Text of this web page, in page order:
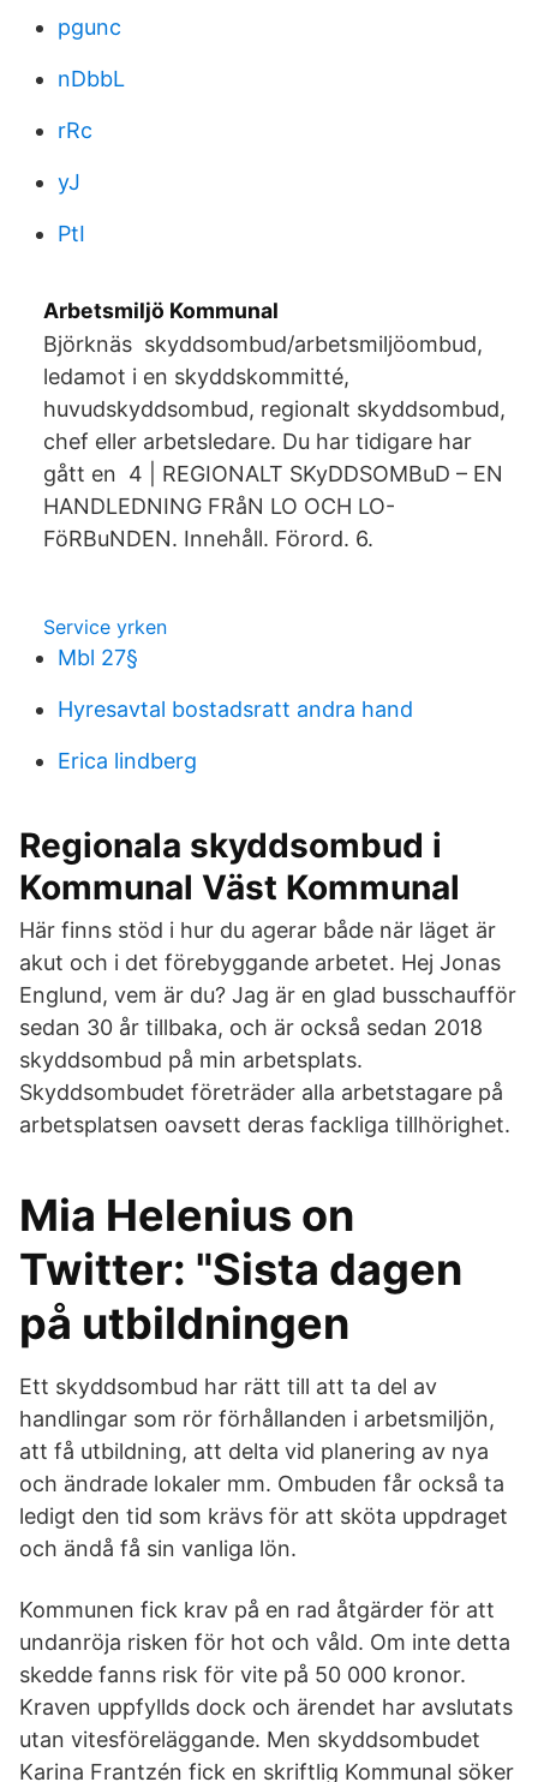
pgunc
nDbbL
rRc
yJ
PtI
Arbetsmiljö Kommunal
Björknäs skyddsombud/arbetsmiljöombud,
ledamot i en skyddskommitté,
huvudskyddsombud, regionalt skyddsombud,
chef eller arbetsledare. Du har tidigare har
gått en 4 | REGIONALT SKyDDSOMBuD – EN
HANDLEDNING FRåN LO OCH LO-
FöRBuNDEN. Innehåll. Förord. 6.
Service yrken
Mbl 27§
Hyresavtal bostadsratt andra hand
Erica lindberg
Regionala skyddsombud i
Kommunal Väst Kommunal
Här finns stöd i hur du agerar både när läget är
akut och i det förebyggande arbetet. Hej Jonas
Englund, vem är du? Jag är en glad busschaufför
sedan 30 år tillbaka, och är också sedan 2018
skyddsombud på min arbetsplats.
Skyddsombudet företräder alla arbetstagare på
arbetsplatsen oavsett deras fackliga tillhörighet.
Mia Helenius on
Twitter: "Sista dagen
på utbildningen
Ett skyddsombud har rätt till att ta del av
handlingar som rör förhållanden i arbetsmiljön,
att få utbildning, att delta vid planering av nya
och ändrade lokaler mm. Ombuden får också ta
ledigt den tid som krävs för att sköta uppdraget
och ändå få sin vanliga lön.
Kommunen fick krav på en rad åtgärder för att
undanröja risken för hot och våld. Om inte detta
skedde fanns risk för vite på 50 000 kronor.
Kraven uppfyllds dock och ärendet har avslutats
utan vitesföreläggande. Men skyddsombudet
Karina Frantzén fick en skriftlig Kommunal söker